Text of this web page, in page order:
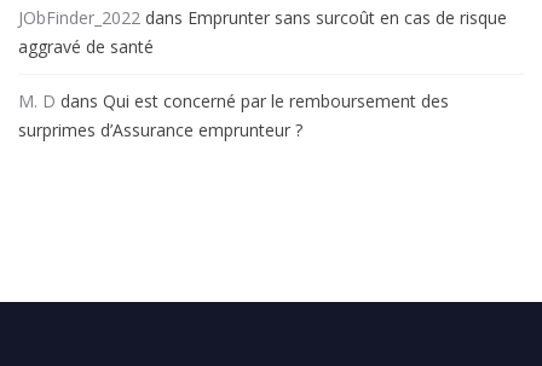
JObFinder_2022 dans Emprunter sans surcoût en cas de risque
aggravé de santé
M. D dans Qui est concerné par le remboursement des
surprimes d’Assurance emprunteur ?